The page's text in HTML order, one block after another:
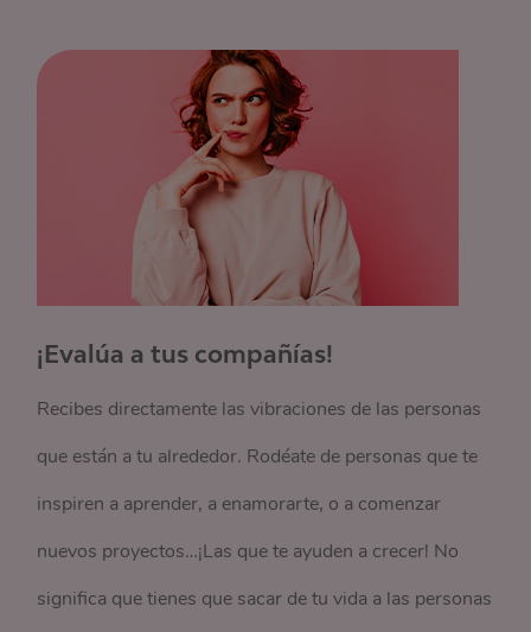
¡Evalúa a tus compañías!
Recibes directamente las vibraciones de las personas
que están a tu alrededor. Rodéate de personas que te
inspiren a aprender, a enamorarte, o a comenzar
nuevos proyectos…¡Las que te ayuden a crecer! No
significa que tienes que sacar de tu vida a las personas